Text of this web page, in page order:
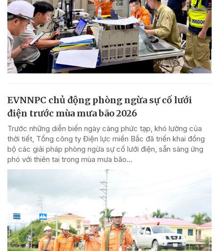
EVNNPC chủ động phòng ngừa sự cố lưới
điện trước mùa mưa bão 2026
Trước những diễn biến ngày càng phức tạp, khó lường của
thời tiết, Tổng công ty Điện lực miền Bắc đã triển khai đồng
bộ các giải pháp phòng ngừa sự cố lưới điện, sẵn sàng ứng
phó với thiên tai trong mùa mưa bão...